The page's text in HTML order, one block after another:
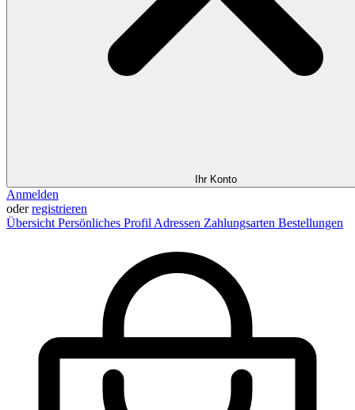
Ihr Konto
Anmelden
oderregistrieren
Übersicht Persönliches Profil Adressen Zahlungsarten Bestellungen